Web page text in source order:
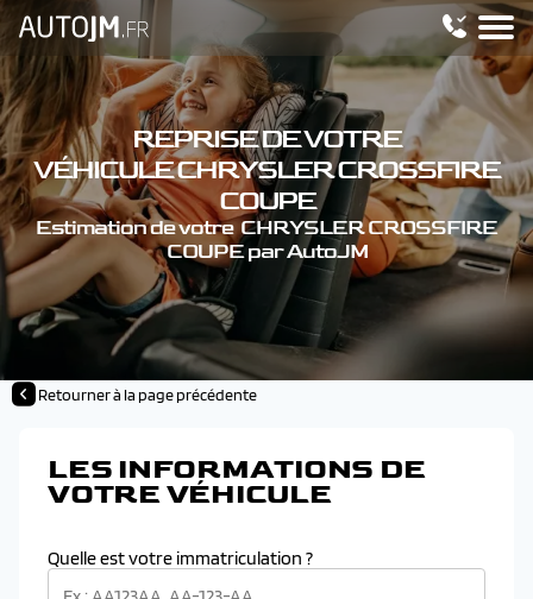
REPRISE DE VOTRE
VÉHICULE CHRYSLER CROSSFIRE
COUPE
Estimation de votre CHRYSLER CROSSFIRE
COUPE par AutoJM
Retourner à la page précédente
LES INFORMATIONS DE
VOTRE VÉHICULE
Quelle est votre immatriculation ?